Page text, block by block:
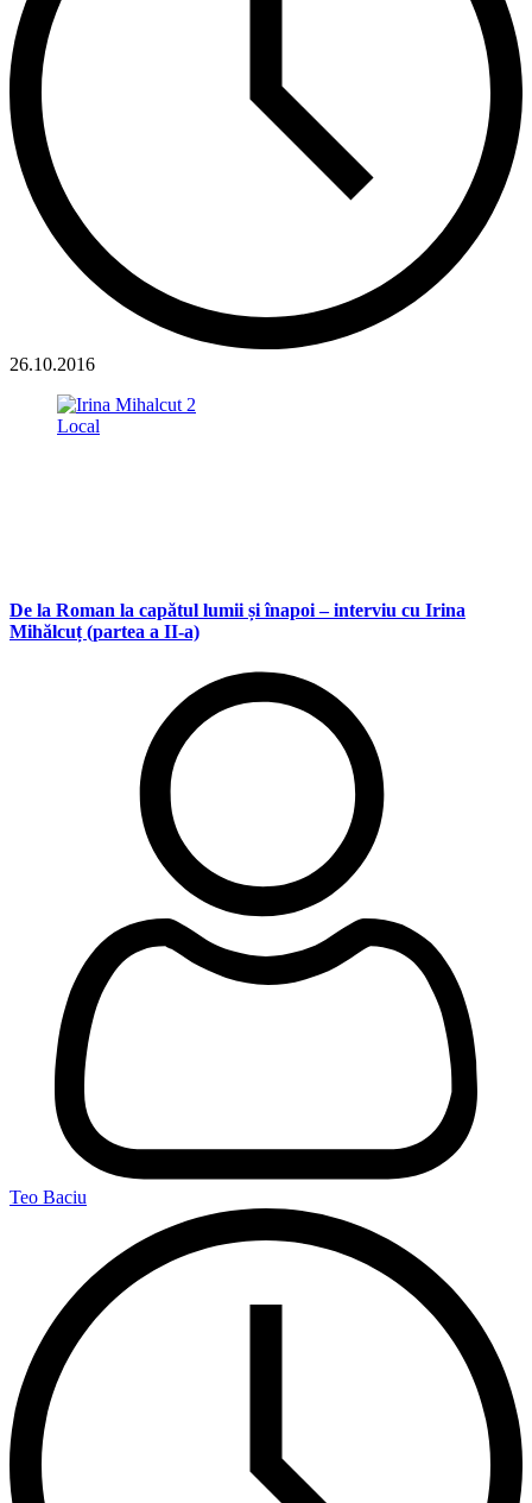
26.10.2016
Local
De la Roman la capătul lumii și înapoi – interviu cu Irina
Mihălcuț (partea a II-a)
Teo Baciu